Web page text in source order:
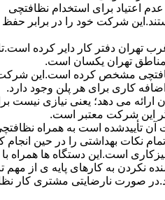
اعتیاد برای استخدام نظافتچی
شرکت خود را در برابر حفظ
دفتر کار دایر کرده است.تا
تهران یکسان است.
کاری برای هر پلن وجود دارد.
این شرکت معتبر است.
تأییدشده است به همراه
نکات بهداشتی را در حین
است.این دستگاه ها
نکردن به کارهای پایه ی از
صورت نارضایتی مشتری کار